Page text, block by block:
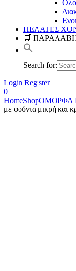
ΠΕΛΑΤΕΣ
🛒
Search for:
Login Register
0
HomeShopΟΜΟΡΦΑ
με φούντα μικρή και